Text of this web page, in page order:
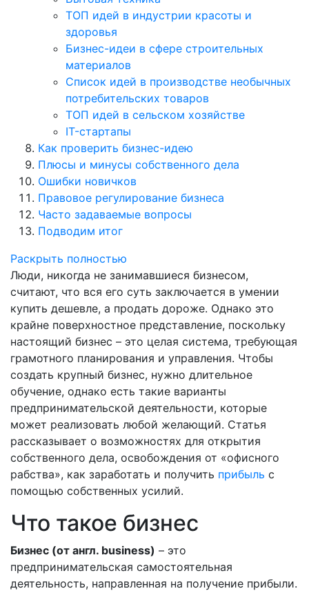
ТОП идей в индустрии красоты и
здоровья
Бизнес-идеи в сфере строительных
материалов
Список идей в производстве необычных
потребительских товаров
ТОП идей в сельском хозяйстве
IT-стартапы
Как проверить бизнес-идею
Плюсы и минусы собственного дела
Ошибки новичков
Правовое регулирование бизнеса
Часто задаваемые вопросы
Подводим итог
Раскрыть полностью
Люди, никогда не занимавшиеся бизнесом,
считают, что вся его суть заключается в умении
купить дешевле, а продать дороже. Однако это
крайне поверхностное представление, поскольку
настоящий бизнес – это целая система, требующая
грамотного планирования и управления. Чтобы
создать крупный бизнес, нужно длительное
обучение, однако есть такие варианты
предпринимательской деятельности, которые
может реализовать любой желающий. Статья
рассказывает о возможностях для открытия
собственного дела, освобождения от «офисного
рабства», как заработать и получить прибыль с
помощью собственных усилий.
Что такое бизнес
Бизнес (от англ. business) – это
предпринимательская самостоятельная
деятельность, направленная на получение прибыли.